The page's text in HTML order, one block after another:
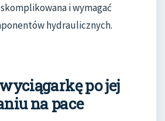
i wymagać
hydraulicznych.
po jej
na pace